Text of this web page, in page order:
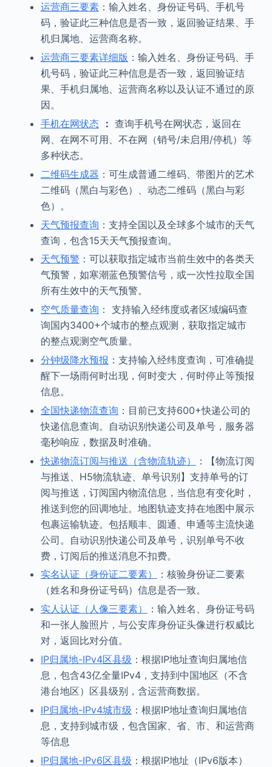
运营商三要素：输入姓名、身份证号码、手机号
码，验证此三种信息是否一致，返回验证结果、手
机归属地、运营商名称。
运营商三要素详细版 ：输入姓名、身份证号码、手
机号码，验证此三种信息是否一致，返回验证结
果、手机归属地、运营商名称以及认证不通过的原
因。
手机在网状态
： 查询手机号在网状态，返回在
网、在网不可用、不在网（销号/未启用/停机）等
多种状态。
二维码生成器 ：可生成普通二维码、带图片的艺术
二维码（黑白与彩色）、动态二维码（黑白与彩
色）。
天气预报查询 ：支持全国以及全球多个城市的天气
查询，包含15天天气预报查询。
天气预警 ：可以获取指定城市当前生效中的各类天
气预警，如寒潮蓝色预警信号，或一次性拉取全国
所有生效中的天气预警。
空气质量查询 ： 支持输入经纬度或者区域编码查
询国内3400+个城市的整点观测，获取指定城市
的整点观测空气质量。
分钟级降水预报 ：支持输入经纬度查询，可准确提
醒下一场雨何时出现，何时变大，何时停止等预报
信息。
全国快递物流查询 ：目前已支持600+快递公司的
快递信息查询。自动识别快递公司及单号，服务器
毫秒响应，数据及时准确。
快递物流订阅与推送（含物流轨迹）
：【物流订阅
与推送、H5物流轨迹、单号识别】支持单号的订
阅与推送，订阅国内物流信息，当信息有变化时，
推送到您的回调地址。地图轨迹支持在地图中展示
包裹运输轨迹。包括顺丰、圆通、申通等主流快递
公司。自动识别快递公司及单号，识别单号不收
费，订阅后的推送消息不扣费。
实名认证（身份证二要素）
：核验身份证二要素
（姓名和身份证号码）信息是否一致。
实人认证（人像三要素）
：输入姓名、身份证号码
和一张人脸照片，与公安库身份证头像进行权威比
对，返回比对分值。
IP归属地-IPv4区县级 ：根据IP地址查询归属地信
息，包含43亿全量IPv4，支持到中国地区（不含
港台地区）区县级别，含运营商数据。
IP归属地-IPv4城市级 ：根据IP地址查询归属地信
息，支持到城市级，包含国家、省、市、和运营商
等信息
IP归属地-IPv6区县级 ：根据IP地址（IPv6版本）